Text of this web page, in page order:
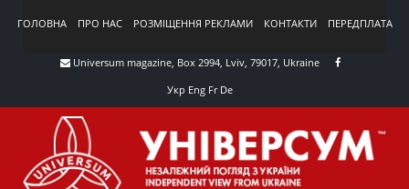
ГОЛОВНА ПРО НАС РОЗМІЩЕННЯ РЕКЛАМИ КОНТАКТИ ПЕРЕДПЛАТА
Universum magazine, Box 2994, Lviv, 79017, Ukraine
Укр Eng FrDe